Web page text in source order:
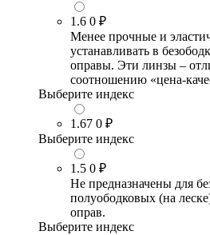
1.6 0 ₽
Менее прочные и
устанавливать в
оправы. Эти линзы –
соотношению «цена-
Выберите индекс
1.67 0 ₽
Выберите индекс
1.5 0 ₽
Не предназначены для
полуободковых (на
оправ.
Выберите индекс